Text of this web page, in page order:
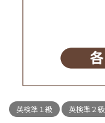
英検準１級 英検準２級